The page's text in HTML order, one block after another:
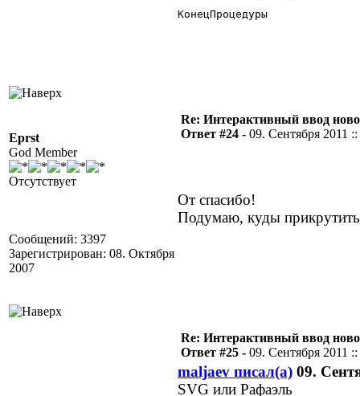
КонецПроцедуры
Eprst
God Member
Отсутствует
Сообщений: 3397
Зарегистрирован: 08. Октября
2007
Re: Интерактивный ввод
Ответ #24 - 09. Сентября 2011
От спасибо!
Подумаю, куды
Re: Интерактивный ввод
Ответ #25 - 09. Сентября 2011 ::
maljaev писал(а) 09.
SVG или Рафаэль